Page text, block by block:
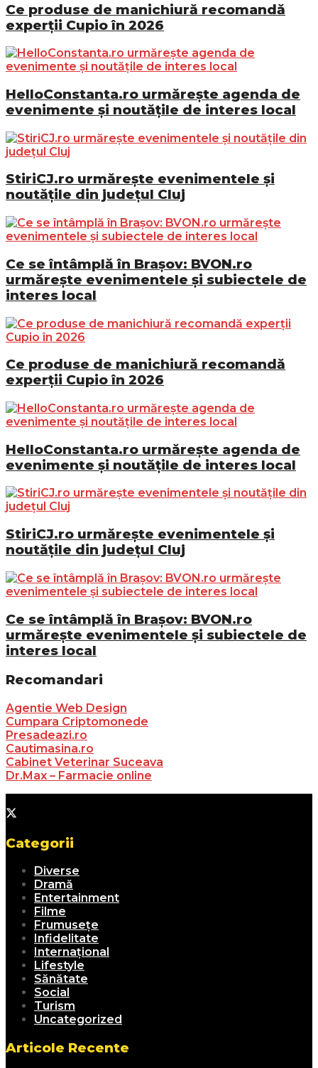
Ce produse de manichiură recomandă
experții Cupio în 2026
HelloConstanta.ro urmărește agenda de
evenimente și noutățile de interes local
StiriCJ.ro urmărește evenimentele și
noutățile din județul Cluj
Ce se întâmplă în Brașov: BVON.ro
urmărește evenimentele și subiectele de
interes local
Ce produse de manichiură recomandă
experții Cupio în 2026
HelloConstanta.ro urmărește agenda de
evenimente și noutățile de interes local
StiriCJ.ro urmărește evenimentele și
noutățile din județul Cluj
Ce se întâmplă în Brașov: BVON.ro
urmărește evenimentele și subiectele de
interes local
Recomandari
Agentie Web Design
Cumpara Criptomonede
Presadeazi.ro
Cautimasina.ro
Cabinet Veterinar Suceava
Dr.Max – Farmacie online
Categorii
Diverse
Dramă
Entertainment
Filme
Frumusețe
Infidelitate
Internațional
Lifestyle
Sănătate
Social
Turism
Uncategorized
Articole Recente